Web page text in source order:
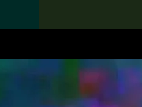
Search the Collection